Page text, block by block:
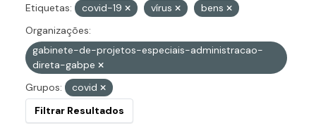
Etiquetas: covid-19 vírus
bens
Organizações:
gabinete-de-projetos-especiais-administracao-
direta-gabpe
Grupos:
covid
Filtrar Resultados